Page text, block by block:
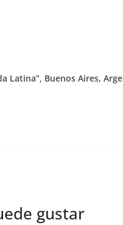
Latina”, Buenos Aires,
gustar